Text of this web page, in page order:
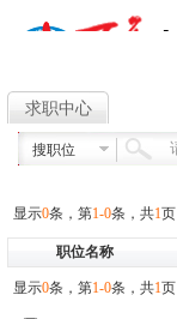
求职中心
搜职位
显示0条，第1-0条，共1页
职位名称
显示0条，第1-0条，共1页